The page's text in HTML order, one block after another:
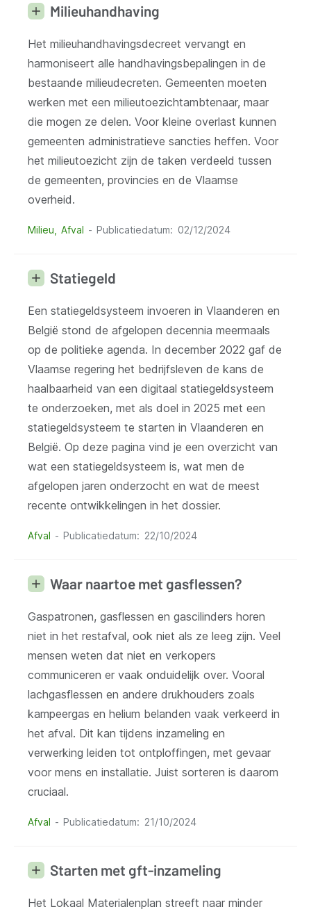
Milieuhandhaving
Het milieuhandhavingsdecreet vervangt en
harmoniseert alle handhavingsbepalingen in de
bestaande milieudecreten. Gemeenten moeten
werken met een milieutoezichtambtenaar, maar
die mogen ze delen. Voor kleine overlast kunnen
gemeenten administratieve sancties heffen. Voor
het milieutoezicht zijn de taken verdeeld tussen
de gemeenten, provincies en de Vlaamse
overheid.
Milieu Afval Publicatiedatum 02/12/2024
Statiegeld
Een statiegeldsysteem invoeren in Vlaanderen en
België stond de afgelopen decennia meermaals
op de politieke agenda. In december 2022 gaf de
Vlaamse regering het bedrijfsleven de kans de
haalbaarheid van een digitaal statiegeldsysteem
te onderzoeken, met als doel in 2025 met een
statiegeldsysteem te starten in Vlaanderen en
België. Op deze pagina vind je een overzicht van
wat een statiegeldsysteem is, wat men de
afgelopen jaren onderzocht en wat de meest
recente ontwikkelingen in het dossier.
Afval Publicatiedatum 22/10/2024
Waar naartoe met gasflessen?
Gaspatronen, gasflessen en gascilinders horen
niet in het restafval, ook niet als ze leeg zijn. Veel
mensen weten dat niet en verkopers
communiceren er vaak onduidelijk over. Vooral
lachgasflessen en andere drukhouders zoals
kampeergas en helium belanden vaak verkeerd in
het afval. Dit kan tijdens inzameling en
verwerking leiden tot ontploffingen, met gevaar
voor mens en installatie. Juist sorteren is daarom
cruciaal.
Afval Publicatiedatum 21/10/2024
Starten met gft-inzameling
Het Lokaal Materialenplan streeft naar minder